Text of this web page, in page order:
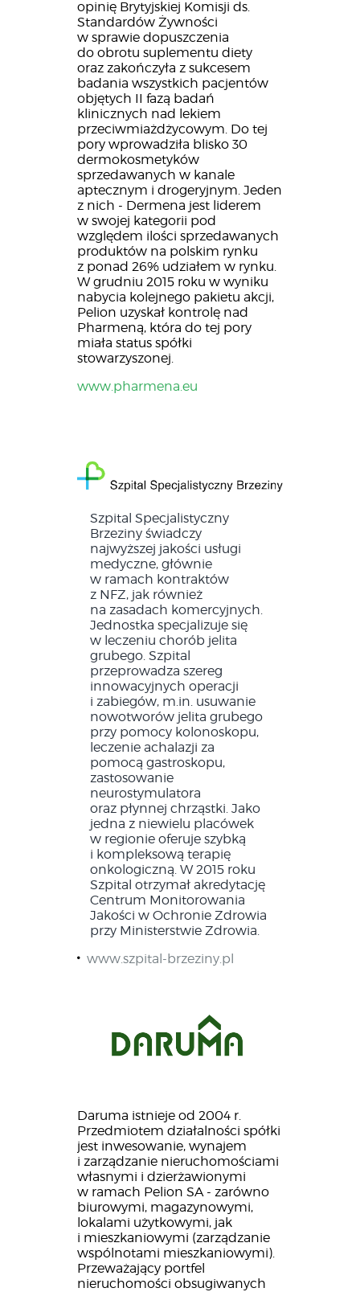
opinię Brytyjskiej Komisji ds.
Standardów Żywności
w sprawie dopuszczenia
do obrotu suplementu diety
oraz zakończyła z sukcesem
badania wszystkich pacjentów
objętych II fazą badań
klinicznych nad lekiem
przeciwmiażdżycowym. Do tej
pory wprowadziła blisko 30
dermokosmetyków
sprzedawanych w kanale
aptecznym i drogeryjnym. Jeden
z nich - Dermena jest liderem
w swojej kategorii pod
względem ilości sprzedawanych
produktów na polskim rynku
z ponad 26% udziałem w rynku.
W grudniu 2015 roku w wyniku
nabycia kolejnego pakietu akcji,
Pelion uzyskał kontrolę nad
Pharmeną, która do tej pory
miała status spółki
stowarzyszonej.
www.pharmena.eu
Szpital Specjalistyczny
Brzeziny świadczy
najwyższej jakości usługi
medyczne, głównie
w ramach kontraktów
z NFZ, jak również
na zasadach komercyjnych.
Jednostka specjalizuje się
w leczeniu chorób jelita
grubego. Szpital
przeprowadza szereg
innowacyjnych operacji
i zabiegów, m.in. usuwanie
nowotworów jelita grubego
przy pomocy kolonoskopu,
leczenie achalazji za
pomocą gastroskopu,
zastosowanie
neurostymulatora
oraz płynnej chrząstki. Jako
jedna z niewielu placówek
w regionie oferuje szybką
i kompleksową terapię
onkologiczną. W 2015 roku
Szpital otrzymał akredytację
Centrum Monitorowania
Jakości w Ochronie Zdrowia
przy Ministerstwie Zdrowia.
www.szpital-brzeziny.pl
Daruma istnieje od 2004 r.
Przedmiotem działalności spółki
jest inwesowanie, wynajem
i zarządzanie nieruchomościami
własnymi i dzierżawionymi
w ramach Pelion SA - zarówno
biurowymi, magazynowymi,
lokalami użytkowymi, jak
i mieszkaniowymi (zarządzanie
wspólnotami mieszkaniowymi).
Przeważający portfel
nieruchomości obsugiwanych